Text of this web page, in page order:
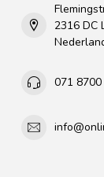
2316 DC
071